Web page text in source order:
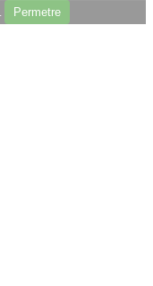
Permetre